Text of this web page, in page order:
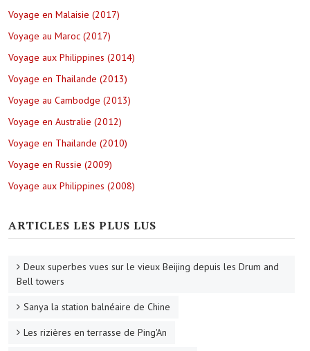
Voyage en Malaisie (2017)
Voyage au Maroc (2017)
Voyage aux Philippines (2014)
Voyage en Thailande (2013)
Voyage au Cambodge (2013)
Voyage en Australie (2012)
Voyage en Thailande (2010)
Voyage en Russie (2009)
Voyage aux Philippines (2008)
ARTICLES LES PLUS LUS
Deux superbes vues sur le vieux Beijing depuis les Drum and
Bell towers
Sanya la station balnéaire de Chine
Les rizières en terrasse de Ping'An